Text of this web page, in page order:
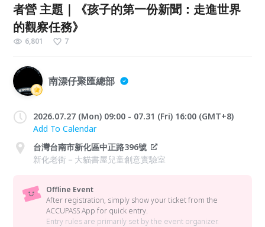
者營 主題｜《孩子的第一份新聞：走進世界
的觀察任務》
6,801 7
南漂仔聚匯總部
2026.07.27 (Mon) 09:00 - 07.31 (Fri) 16:00 (GMT+8)
Add To Calendar
台灣台南市新化區中正路396號
新化老街－大貓書屋兒童創意實驗室
Offline Event
After registration, simply show your ticket from the
ACCUPASS App for quick entry.
Entry rules are primarily set by the event organizer.